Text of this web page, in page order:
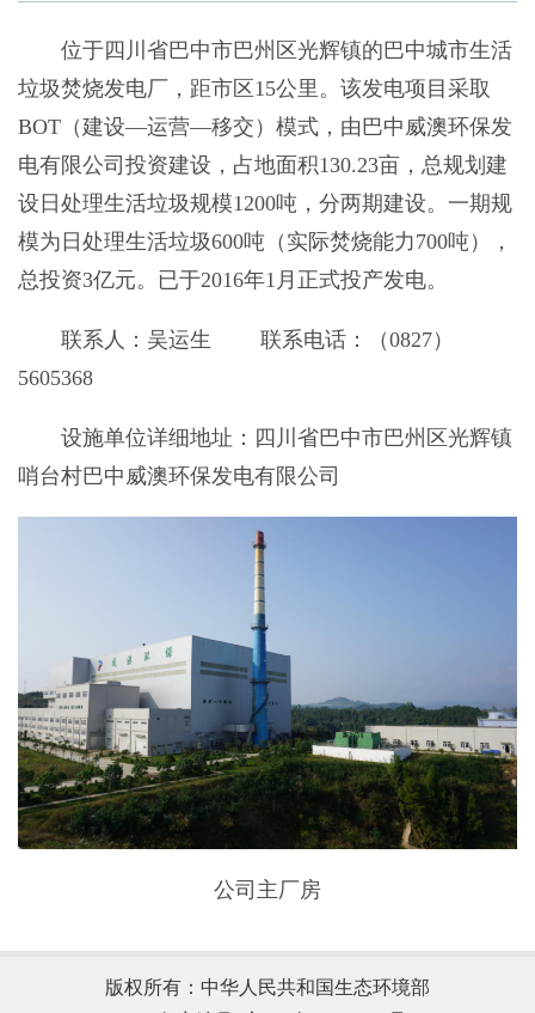
位于四川省巴中市巴州区光辉镇的巴中城市生活
垃圾焚烧发电厂，距市区15公里。该发电项目采取
BOT（建设—运营—移交）模式，由巴中威澳环保发
电有限公司投资建设，占地面积130.23亩，总规划建
设日处理生活垃圾规模1200吨，分两期建设。一期规
模为日处理生活垃圾600吨（实际焚烧能力700吨），
总投资3亿元。已于2016年1月正式投产发电。
联系人：吴运生 联系电话：（0827）
5605368
设施单位详细地址：四川省巴中市巴州区光辉镇
哨台村巴中威澳环保发电有限公司
公司主厂房
版权所有：中华人民共和国生态环境部